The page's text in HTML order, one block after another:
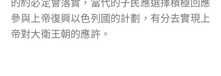
的約必定會落實，當代的子民應選擇積極回應
參與上帝復興以色列國的計劃，有分去實現上
帝對大衛王朝的應許。